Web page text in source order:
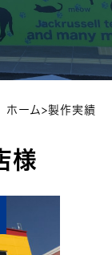
ホーム >製作実績
様